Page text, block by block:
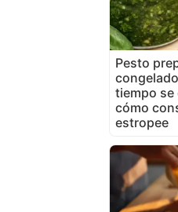
Pesto
tiempo se
cómo
estropee